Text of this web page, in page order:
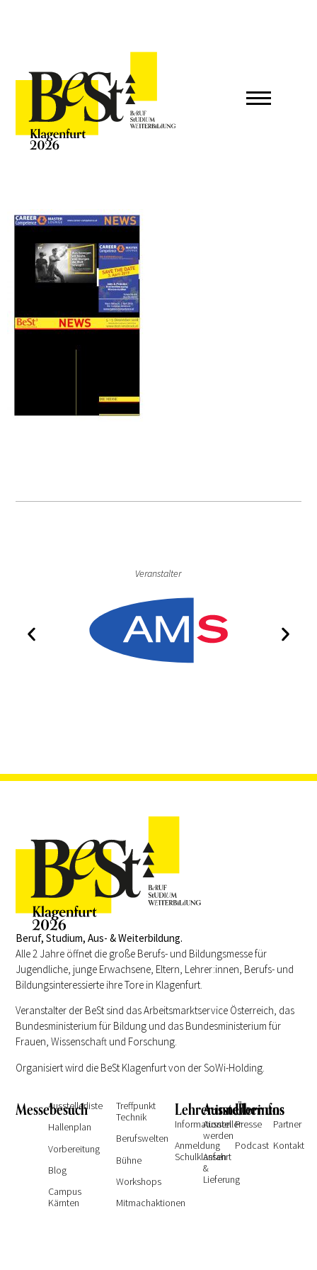
Veranstalter
Beruf, Studium, Aus- & Weiterbildung.
Alle 2 Jahre öffnet die große Berufs- und Bildungsmesse für
Jugendliche, junge Erwachsene, Eltern, Lehrer:innen, Berufs- und
Bildungsinteressierte ihre Tore in Klagenfurt.
Veranstalter der BeSt sind das Arbeitsmarktservice Österreich, das
Bundesministerium für Bildung und das Bundesministerium für
Frauen, Wissenschaft und Forschung.
Organisiert wird die BeSt Klagenfurt von der SoWi-Holding.
Messebesuch
Ausstellerliste
Hallenplan
Vorbereitung
Blog
Campus
Kärnten
Treffpunkt
Technik
Berufswelten
Bühne
Workshops
Mitmachaktionen
Lehrer:innen
Informationen
Anmeldung
Schulklassen
Ausstellerinfos
Aussteller
werden
Anfahrt
&
Lieferung
Über uns
Presse
Podcast
Partner
Kontakt